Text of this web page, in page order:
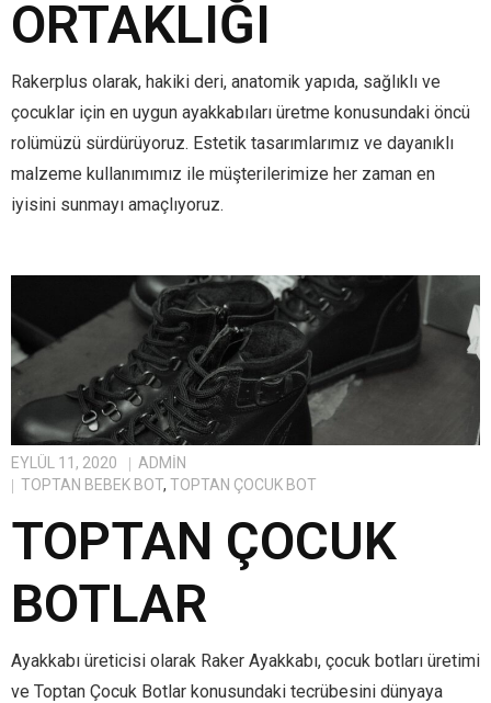
ORTAKLIĞI
Rakerplus olarak, hakiki deri, anatomik yapıda, sağlıklı ve
çocuklar için en uygun ayakkabıları üretme konusundaki öncü
rolümüzü sürdürüyoruz. Estetik tasarımlarımız ve dayanıklı
malzeme kullanımımız ile müşterilerimize her zaman en
iyisini sunmayı amaçlıyoruz.
EYLÜL 11, 2020
ADMIN
TOPTAN BEBEK BOT, TOPTAN ÇOCUK BOT
TOPTAN ÇOCUK
BOTLAR
Ayakkabı üreticisi olarak Raker Ayakkabı, çocuk botları üretimi
ve Toptan Çocuk Botlar konusundaki tecrübesini dünyaya